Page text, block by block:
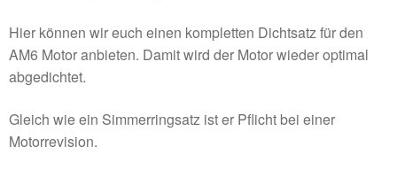
Hier können wir euch einen kompletten Dichtsatz für den
AM6 Motor anbieten. Damit wird der Motor wieder optimal
abgedichtet.
Gleich wie ein Simmerringsatz ist er Pflicht bei einer
Motorrevision.